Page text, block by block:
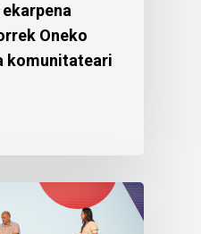
Oneko
komunitateari